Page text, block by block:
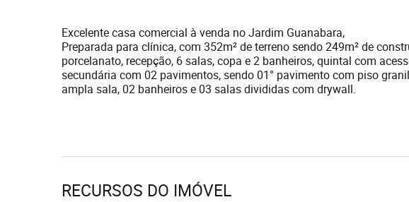
Excelente casa comercial à venda no Jardim Guanabara,
Preparada para clínica, com 352m² de terreno sendo 249m² de
porcelanato, recepção, 6 salas, copa e 2 banheiros, quintal com
secundária com 02 pavimentos, sendo 01° pavimento com piso
ampla sala, 02 banheiros e 03 salas divididas com drywall.
RECURSOS DO IMÓVEL